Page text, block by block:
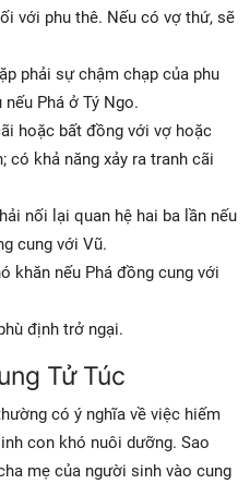
với phu thê. Nếu có vợ thứ, sẽ
phải sự chậm chạp của phu
Phá ở Tý Ngo.
hoặc bất đồng với vợ hoặc
có khả năng xảy ra tranh cãi
nối lại quan hệ hai ba lần nếu
cung với Vũ.
khăn nếu Phá đồng cung với
định trở ngại.
Tử Túc
có ý nghĩa về việc hiếm
con khó nuôi dưỡng. Sao
mẹ của người sinh vào cung